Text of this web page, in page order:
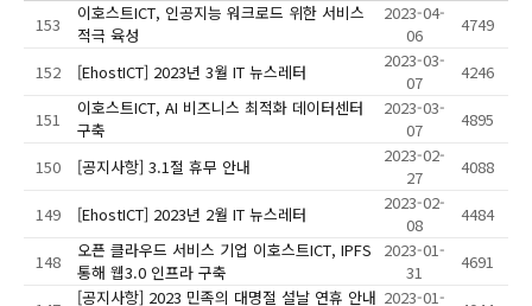
153
이호스트ICT, 인공지능 워크로드 위한 서비스
적극 육성
2023-04-
06
4749
152 [EhostICT] 2023년 3월 IT 뉴스레터
2023-03-
07
4246
151
이호스트ICT, AI 비즈니스 최적화 데이터센터
구축
2023-03-
07
4895
150 [공지사항] 3.1절 휴무 안내
2023-02-
27
4088
149 [EhostICT] 2023년 2월 IT 뉴스레터
2023-02-
08
4484
148
오픈 클라우드 서비스 기업 이호스트ICT, IPFS
통해 웹3.0 인프라 구축
2023-01-
31
4691
[공지사항] 2023 민족의 대명절 설날 연휴 안내 2023-01-